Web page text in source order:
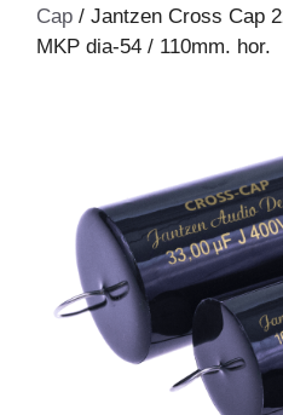
Cap / Jantzen Cross Cap
MKP dia-54 / 110mm. hor.